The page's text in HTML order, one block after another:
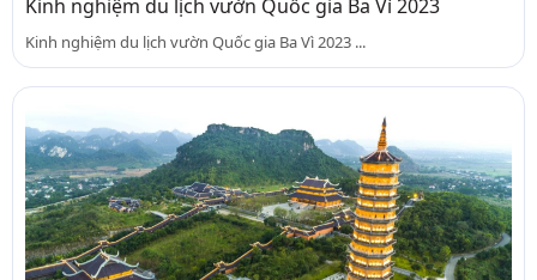
Kinh nghiệm du lịch vườn Quốc gia Ba Vì 2023
Kinh nghiệm du lịch vườn Quốc gia Ba Vì 2023 ...